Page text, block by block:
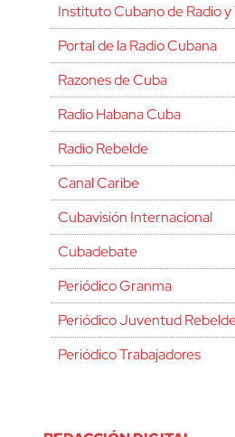
Instituto Cubano de Radio y
Portal de la Radio Cubana
Razones de Cuba
Radio Habana Cuba
Radio Rebelde
Canal Caribe
Cubavisión Internacional
Cubadebate
Periódico Granma
Periódico Juventud
Periódico Trabajadores